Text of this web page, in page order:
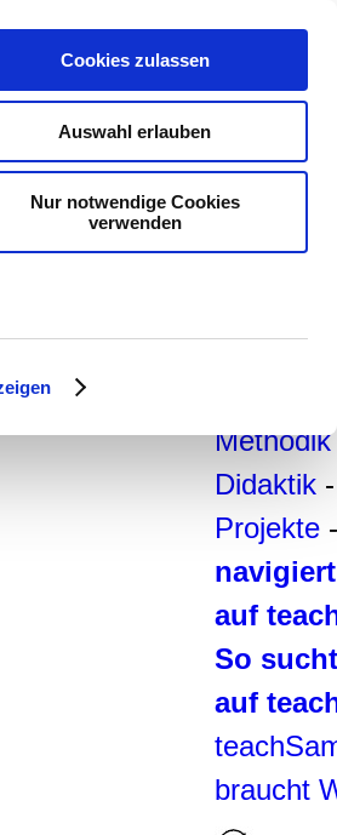
Cookies zulassen
Auswahl erlauben
Nur notwendige Cookies
verwenden
-Deutsch
Didaktik -
Projekte
auf
So
auf
braucht